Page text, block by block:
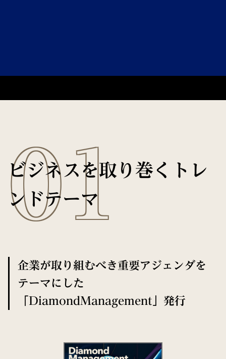
01
ビジネスを取り巻くトレ
ンドテーマ
企業が取り組むべき重要アジェンダを
テーマにした
「DiamondManagement」発行